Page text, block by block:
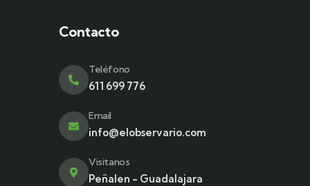
Contacto
Teléfono
611 699 776
Email
info@elobservario.com
Visitanos
Peñalen - Guadalajara